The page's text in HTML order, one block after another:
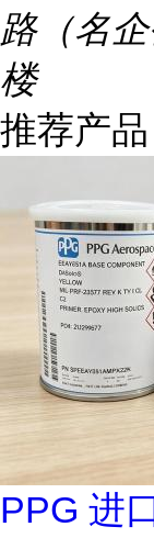
路（名
楼
推荐产品
PPG 进